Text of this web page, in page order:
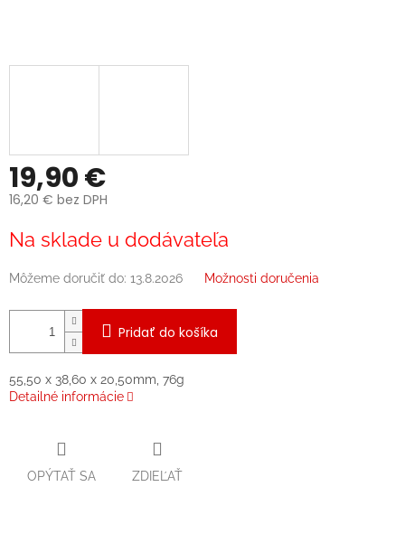
19,90 €
16,20 € bez DPH
cena:
Na sklade u dodávateľa
Môžeme doručiť do: 13.8.2026 Možnosti doručenia
Pridať do košíka
55,50 x 38,60 x 20,50mm, 76g
Detailné informácie
OPÝTAŤ SA ZDIEĽAŤ